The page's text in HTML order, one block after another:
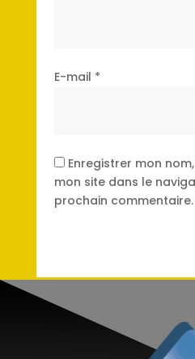
E-mail *
Enregistrer mon
mon site dans le
prochain commentaire.